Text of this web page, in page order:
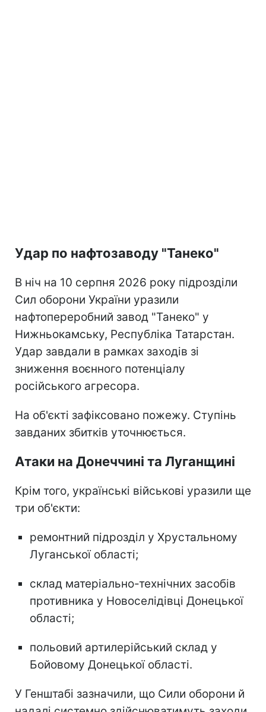
Удар по нафтозаводу "Танеко"
В ніч на 10 серпня 2026 року підрозділи
Сил оборони України уразили
нафтопереробний завод "Танеко" у
Нижньокамську, Республіка Татарстан.
Удар завдали в рамках заходів зі
зниження воєнного потенціалу
російського агресора.
На об'єкті зафіксовано пожежу. Ступінь
завданих збитків уточнюється.
Атаки на Донеччині та Луганщині
Крім того, українські військові уразили ще
три об'єкти:
ремонтний підрозділ у Хрустальному
Луганської області;
склад матеріально-технічних засобів
противника у Новоселідівці Донецької
області;
польовий артилерійський склад у
Бойовому Донецької області.
У Генштабі зазначили, що Сили оборони й